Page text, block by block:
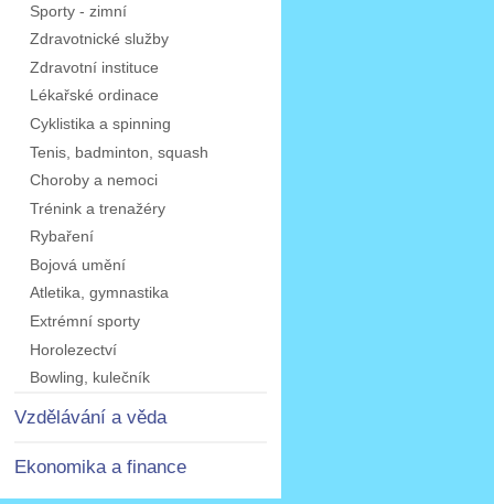
Sporty - zimní
Zdravotnické služby
Zdravotní instituce
Lékařské ordinace
Cyklistika a spinning
Tenis, badminton, squash
Choroby a nemoci
Trénink a trenažéry
Rybaření
Bojová umění
Atletika, gymnastika
Extrémní sporty
Horolezectví
Bowling, kulečník
Vzdělávání a věda
Ekonomika a finance